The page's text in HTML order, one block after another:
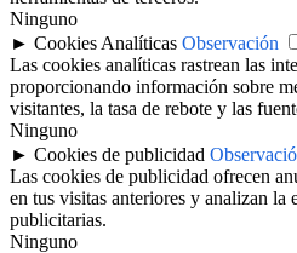
Ninguno
► Cookies Analíticas Observación
Las cookies analíticas rastrean las
proporcionando información sobre
visitantes, la tasa de rebote y las
Ninguno
► Cookies de publicidad
Las cookies de publicidad ofrecen
en tus visitas anteriores y analizan la
publicitarias.
Ninguno